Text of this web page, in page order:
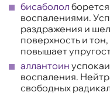
бисаболол
воспалениями.
раздражения и
поверхность и
повышает
аллантоин
воспаления.
свободных